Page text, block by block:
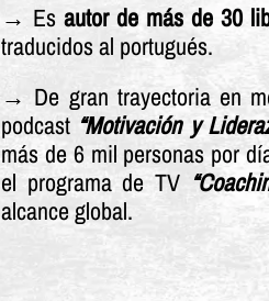
→ Esautor de más de 30
traducidos al portugués.
→ De gran trayectoria en
podcast “Motivación y
más de 6 mil personas por
el programa de TV
alcance global.